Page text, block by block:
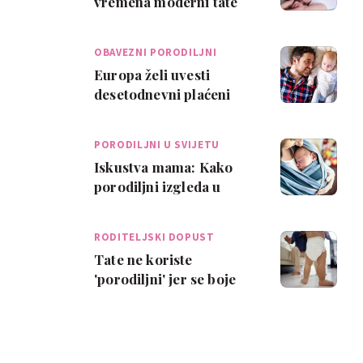
OBAVEZNI PORODILJNI
Europa želi uvesti
desetodnevni plaćeni
PORODILJNI U SVIJETU
Iskustva mama: Kako
porodiljni izgleda u
RODITELJSKI DOPUST
Tate ne koriste
'porodiljni' jer se boje